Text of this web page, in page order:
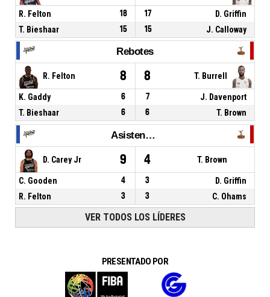
R. Felton 18 17
D. Griffin
T. Bieshaar
15 15 J. Calloway
Rebotes
R. Felton 8 8 T. Burrell
K. Gaddy 6 7
J. Davenport
T. Bieshaar
6 6 T. Brown
Asistencias
D. Carey Jr 9 4 T. Brown
C. Gooden 4 3
D. Griffin
R. Felton
3 3 C. Ohams
VER TODOS LOS LÍDERES
PRESENTADO POR